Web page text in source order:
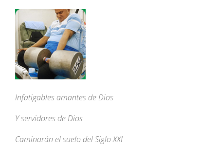
Infatigables amantes de Dios
Y servidores de Dios
Caminarán el suelo del Siglo XXI